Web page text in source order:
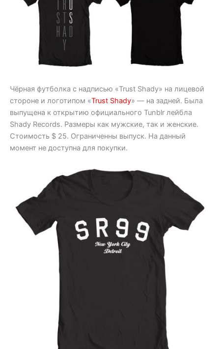
Чёрная футболка с надписью «Trust Shady» на лицевой
стороне и логотипом «Trust Shady» — на задней. Была
выпущена к открытию официального Tunblr лейбла
Shady Records. Размеры как мужские, так и женские.
Стоимость $ 25. Ограниченны выпуск. На данный
момент не доступна для покупки.